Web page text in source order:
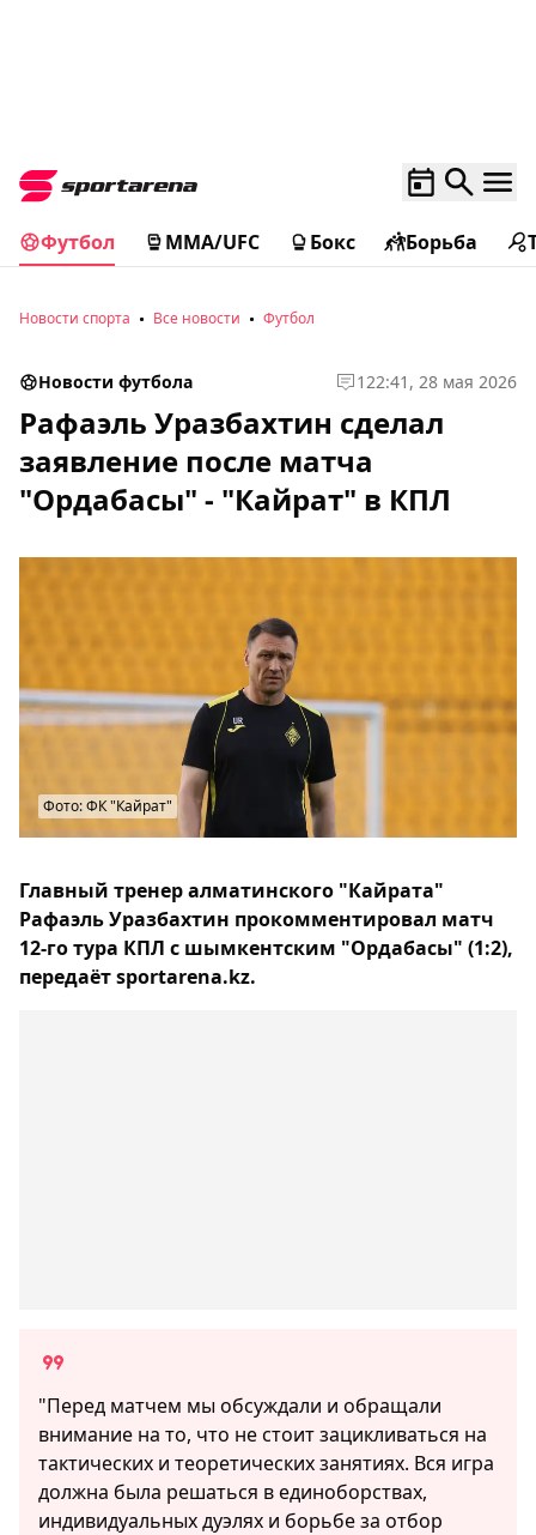
Футбол MMA/UFC Бокс Борьба
Новости спорта Все новости Футбол
Новости футбола 122:41, 28 мая 2026
Рафаэль Уразбахтин сделал
заявление после матча
"Ордабасы" - "Кайрат" в КПЛ
Фото: ФК "Кайрат"
Главный тренер алматинского "Кайрата"
Рафаэль Уразбахтин прокомментировал матч
12-го тура КПЛ с шымкентским "Ордабасы" (1:2),
передаёт sportarena.kz.
"Перед матчем мы обсуждали и обращали
внимание на то, что не стоит зацикливаться на
тактических и теоретических занятиях. Вся игра
должна была решаться в единоборствах,
индивидуальных дуэлях и борьбе за отбор